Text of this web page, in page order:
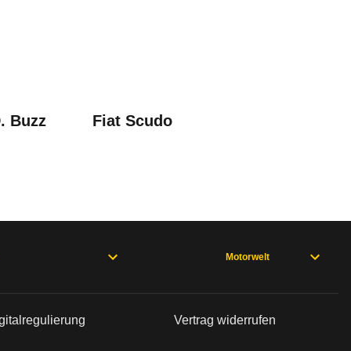
sind, entnehmen Sie bitte dem Rückruf, da
Buzz Fiat Scudo
Motorwelt
Vertrag widerrufen